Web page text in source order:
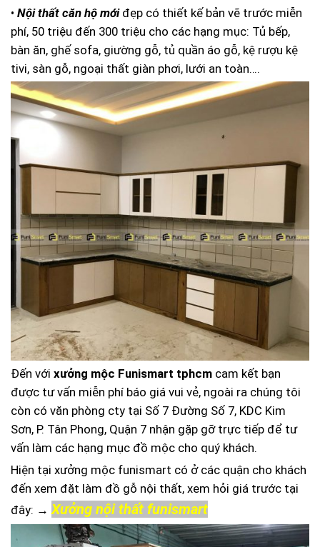
• Nội thất căn hộ mớiđẹp có thiết kế bản vẽ trước miễn
phí, 50 triệu đến 300 triệu cho các hạng mục: Tủ bếp,
bàn ăn, ghế sofa, giường gỗ, tủ quần áo gỗ, kệ rượu kệ
tivi, sàn gỗ, ngoại thất giàn phơi, lưới an toàn….
Đến với xưởng mộc Funismart tphcm cam kết bạn
được tư vấn miễn phí báo giá vui vẻ, ngoài ra chúng tôi
còn có văn phòng cty tại Số 7 Đường Số 7, KDC Kim
Sơn, P. Tân Phong, Quận 7 nhận gặp gỡ trực tiếp để tư
vấn làm các hạng mục đồ mộc cho quý khách.
Hiện tại xưởng mộc funismart có ở các quận cho khách
đến xem đặt làm đồ gỗ nội thất, xem hỏi giá trước tại
đây: → Xưởng nội thất funismart